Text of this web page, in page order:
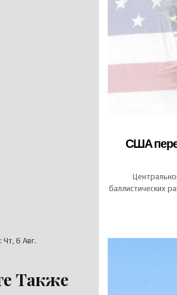
США
баллистических
: Чт, 6 Авг.
Также